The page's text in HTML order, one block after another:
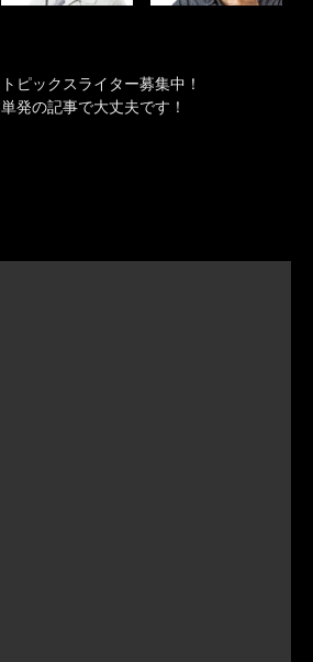
トピックスライター募集中！
単発の記事で大丈夫です！